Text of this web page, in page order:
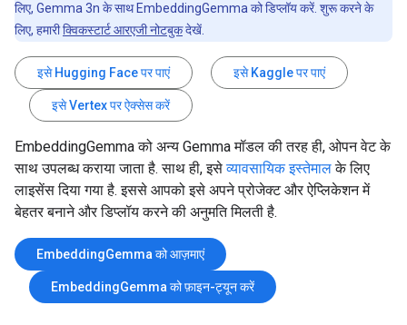
लिए, Gemma 3n के साथ EmbeddingGemma को डिप्लॉय करें. शुरू करने के
लिए, हमारीक्विकस्टार्ट आरएजी नोटबुकदेखें.
इसे Hugging Face पर पाएं इसे Kaggle पर पाएं
इसे Vertex पर ऐक्सेस करें
EmbeddingGemma को अन्य Gemma मॉडल की तरह ही, ओपन वेट के
साथ उपलब्ध कराया जाता है. साथ ही, इसेव्यावसायिक इस्तेमालके लिए
लाइसेंस दिया गया है. इससे आपको इसे अपने प्रोजेक्ट और ऐप्लिकेशन में
बेहतर बनाने और डिप्लॉय करने की अनुमति मिलती है.
EmbeddingGemma को आज़माएं
EmbeddingGemma को फ़ाइन-ट्यून करें